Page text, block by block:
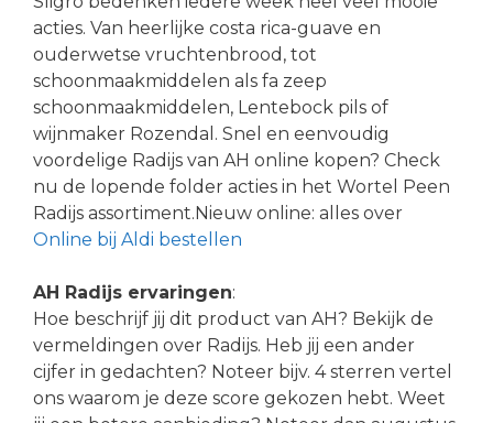
acties. Van heerlijke costa rica-guave en
ouderwetse vruchtenbrood, tot
schoonmaakmiddelen als fa zeep
schoonmaakmiddelen, Lentebock pils of
wijnmaker Rozendal. Snel en eenvoudig
voordelige Radijs van AH online kopen? Check
nu de lopende folder acties in het Wortel Peen
Radijs assortiment.Nieuw online: alles over
Online bij Aldi bestellen
AH Radijs ervaringen:
Hoe beschrijf jij dit product van AH? Bekijk de
vermeldingen over Radijs. Heb jij een ander
cijfer in gedachten? Noteer bijv. 4 sterren vertel
ons waarom je deze score gekozen hebt. Weet